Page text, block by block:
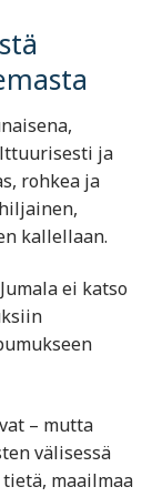
ja
rohkea ja
kallellaan.
ei katso
– mutta
välisessä
maailmaa